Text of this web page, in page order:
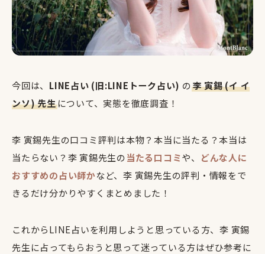
今回は、 LINE占い (旧:LINEトーク占い) の李 寅錫 (イ イ
ンソ) 先生について、実態を徹底調査！
李 寅錫先生の口コミ評判は本物？本当に当たる？本当は
当たらない？李 寅錫先生の当たる口コミや、
どんな人に
おすすめの占い師かなど、李 寅錫先生の評判・情報をで
きるだけ分かりやすくまとめました！
これからLINE占いを利用しようと思っている方、李 寅錫
先生に占ってもらおうと思って迷っている方はぜひ参考に